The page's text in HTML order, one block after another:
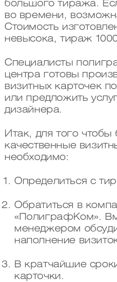
большого тиража.
во времени,
Стоимость
невысока, тираж
Специалисты
центра готовы
визитных карточек
или предложить
дизайнера.
Итак, для того чтобы
качественные
необходимо:
Определиться с
Обратиться в
«ПолиграфКом».
менеджером
наполнение
В кратчайшие
карточки.